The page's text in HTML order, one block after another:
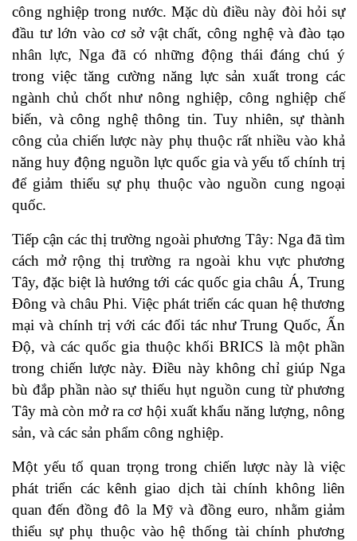
công nghiệp trong nước. Mặc dù điều này đòi hỏi sự
đầu tư lớn vào cơ sở vật chất, công nghệ và đào tạo
nhân lực, Nga đã có những động thái đáng chú ý
trong việc tăng cường năng lực sản xuất trong các
ngành chủ chốt như nông nghiệp, công nghiệp chế
biến, và công nghệ thông tin. Tuy nhiên, sự thành
công của chiến lược này phụ thuộc rất nhiều vào khả
năng huy động nguồn lực quốc gia và yếu tố chính trị
để giảm thiểu sự phụ thuộc vào nguồn cung ngoại
quốc.
Tiếp cận các thị trường ngoài phương Tây: Nga đã tìm
cách mở rộng thị trường ra ngoài khu vực phương
Tây, đặc biệt là hướng tới các quốc gia châu Á, Trung
Đông và châu Phi. Việc phát triển các quan hệ thương
mại và chính trị với các đối tác như Trung Quốc, Ấn
Độ, và các quốc gia thuộc khối BRICS là một phần
trong chiến lược này. Điều này không chỉ giúp Nga
bù đắp phần nào sự thiếu hụt nguồn cung từ phương
Tây mà còn mở ra cơ hội xuất khẩu năng lượng, nông
sản, và các sản phẩm công nghiệp.
Một yếu tố quan trọng trong chiến lược này là việc
phát triển các kênh giao dịch tài chính không liên
quan đến đồng đô la Mỹ và đồng euro, nhằm giảm
thiểu sự phụ thuộc vào hệ thống tài chính phương